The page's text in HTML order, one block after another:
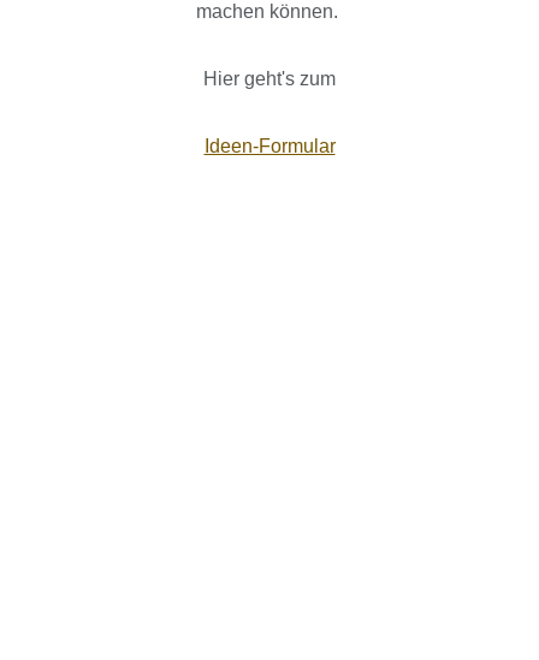
machen können.
Hier geht's zum
Ideen-Formular